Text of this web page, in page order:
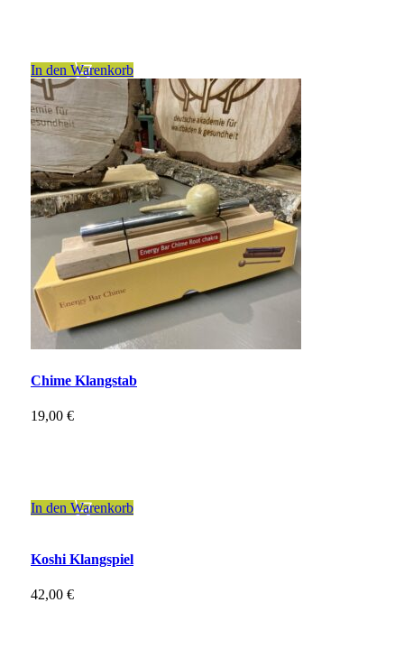
In den Warenkorb
Chime Klangstab
19,00 €
In den Warenkorb
Koshi Klangspiel
42,00 €